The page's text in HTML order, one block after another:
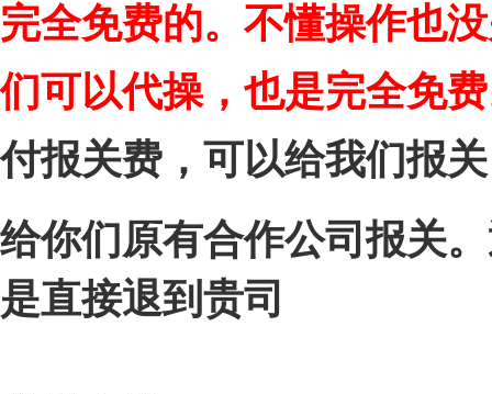
完全免费的。不懂操作也
们可以代操，也是完全免费
付报关费，可以给我们报
给你们原有合作公司报关。
是直接退到贵司